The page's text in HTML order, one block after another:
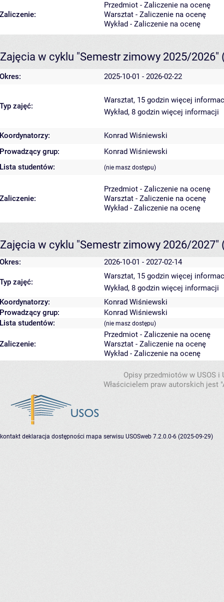
Zaliczenie:
Przedmiot - Zaliczenie na ocenę
Warsztat - Zaliczenie na ocenę
Wykład - Zaliczenie na ocenę
Zajęcia w cyklu "Semestr zimowy 2025/2026"
Okres: 2025-10-01 - 2026-02-22
Typ zajęć:
Warsztat, 15 godzin więcej
Wykład, 8 godzin więcej informacji
Koordynatorzy:
Konrad Wiśniewski
Prowadzący grup:
Konrad Wiśniewski
Lista studentów:
(nie masz dostępu)
Zaliczenie:
Przedmiot - Zaliczenie na ocenę
Warsztat - Zaliczenie na ocenę
Wykład - Zaliczenie na ocenę
Zajęcia w cyklu "Semestr zimowy 2026/2027"
Okres: 2026-10-01 - 2027-02-14
Typ zajęć:
Warsztat, 15 godzin więcej
Wykład, 8 godzin więcej informacji
Koordynatorzy:
Konrad Wiśniewski
Prowadzący grup:
Konrad Wiśniewski
Lista studentów:
(nie masz dostępu)
Zaliczenie:
Przedmiot - Zaliczenie na ocenę
Warsztat - Zaliczenie na ocenę
Wykład - Zaliczenie na ocenę
Opisy przedmiotów w USOS
Właścicielem praw autorskich jest
kontakt deklaracja dostępności mapa serwisu USOSweb 7.2.0.0-6 (2025-09-29)